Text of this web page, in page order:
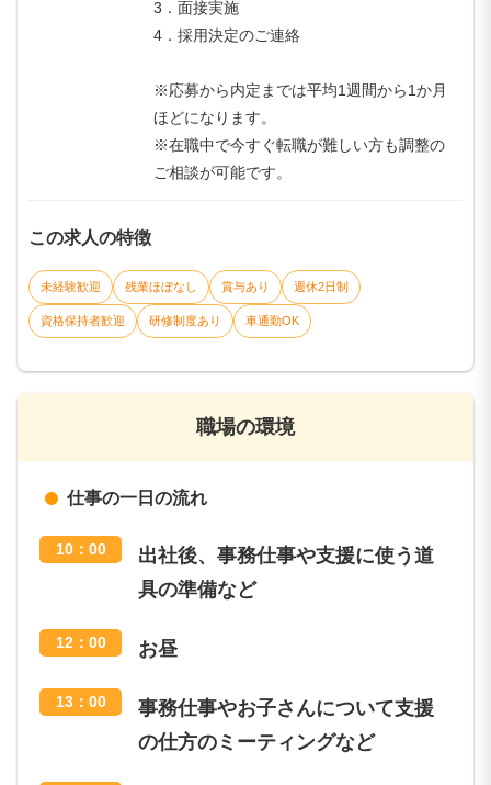
3．面接実施
4．採用決定のご連絡
※応募から内定までは平均1週間から1か月
ほどになります。
※在職中で今すぐ転職が難しい方も調整の
ご相談が可能です。
この求人の特徴
未経験歓迎 残業ほぼなし 賞与あり 週休2日制
資格保持者歓迎 研修制度あり 車通勤OK
職場の環境
仕事の一日の流れ
10：00
出社後、事務仕事や支援に使う道
具の準備など
12：00 お昼
13：00
事務仕事やお子さんについて支援
の仕方のミーティングなど